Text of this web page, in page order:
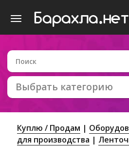
Выбрать категорию
Куплю / Продам
для производства